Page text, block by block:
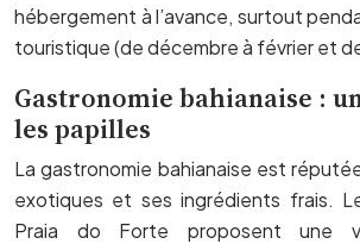
hébergement à l’avance, surtout
touristique (de décembre à février et
Gastronomie bahianaise :
les papilles
La gastronomie bahianaise est
exotiques et ses ingrédients frais.
Praia do Forte proposent une